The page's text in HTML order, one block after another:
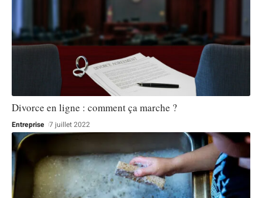
Divorce en ligne : comment ça marche ?
Entreprise 7 juillet 2022